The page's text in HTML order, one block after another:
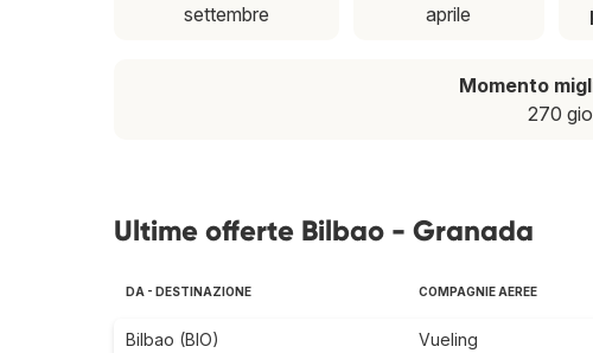
settembre
aprile
Momento
270
Ultime offerte Bilbao - Granada
DA - DESTINAZIONE COMPAGNIE AEREE
Bilbao (BIO)
Vueling